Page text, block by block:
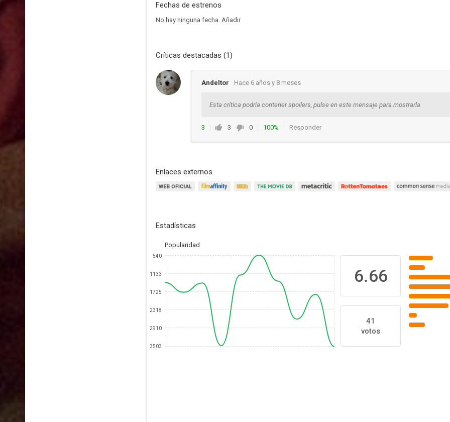
Fechas de estrenos
No hay ninguna fecha. Añadir
Críticas destacadas (1)
Andeltor Hace 6 años y 8 meses
Esta crítica podría contener spoilers, pulse en este mensaje para mostrarla
3 3 0 100% Responder
Enlaces externos
Estadísticas
Popularidad
540
1133
1725
2318
2910
3503
6.66
41
votos